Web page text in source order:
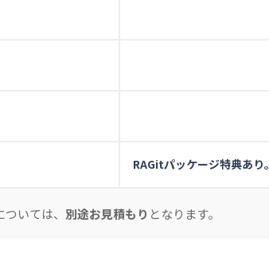
RAGitパッケージ特典あり。
いては、 別途お見積もり となります。